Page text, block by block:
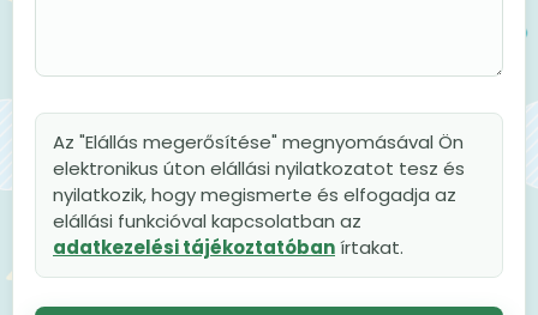
Az "Elállás megerősítése" megnyomásával Ön
elektronikus úton elállási nyilatkozatot tesz és
nyilatkozik, hogy megismerte és elfogadja az
elállási funkcióval kapcsolatban az
adatkezelési tájékoztatóbanírtakat.